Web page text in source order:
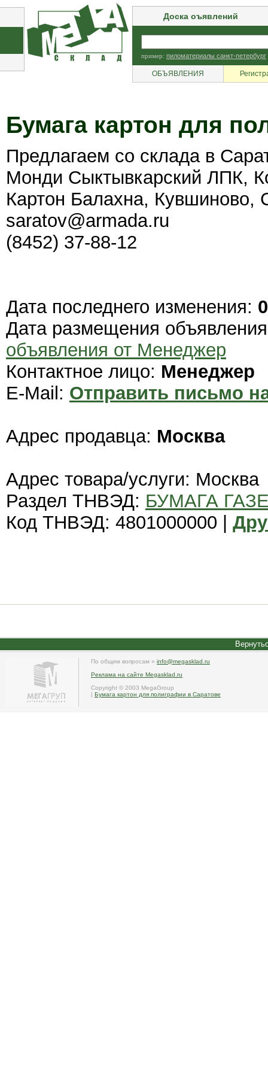
Доска оъявлений
пример: пиломатериалы санкт-петербург
ОБЪЯВЛЕНИЯ
Бумага картон для
Предлагаем со склада в
Монди Сыктывкарский ЛПК,
Картон Балахна, Кувшиново,
saratov@armada.ru
(8452) 37-88-12
Дата последнего изменения:
Дата размещения
объявления от Менеджер
Контактное лицо: Менеджер
E-Mail: Отправить письмо
Адрес продавца: Москва
Адрес товара/услуги: Москва
Раздел ТНВЭД: БУМАГА
Код ТНВЭД: 4801000000 |
По общим вопросам » info@megasklad.ru
Реклама на сайте Megasklad.ru
Copyright © 2003 MegaGroup
| Бумага картон для полиграфии в Саратове